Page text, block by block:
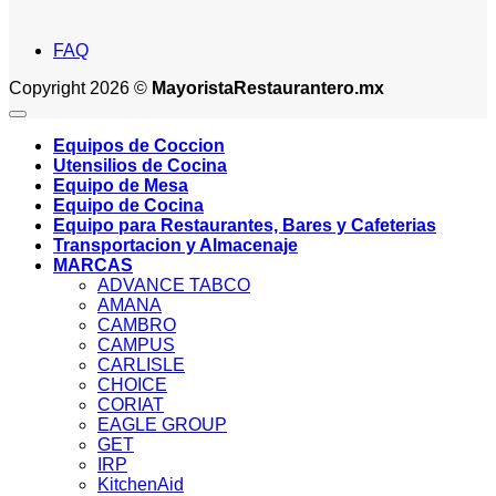
FAQ
Copyright 2026 © MayoristaRestaurantero.mx
Equipos de Coccion
Utensilios de Cocina
Equipo de Mesa
Equipo de Cocina
Equipo para Restaurantes, Bares y Cafeterias
Transportacion y Almacenaje
MARCAS
ADVANCE TABCO
AMANA
CAMBRO
CAMPUS
CARLISLE
CHOICE
CORIAT
EAGLE GROUP
GET
IRP
KitchenAid